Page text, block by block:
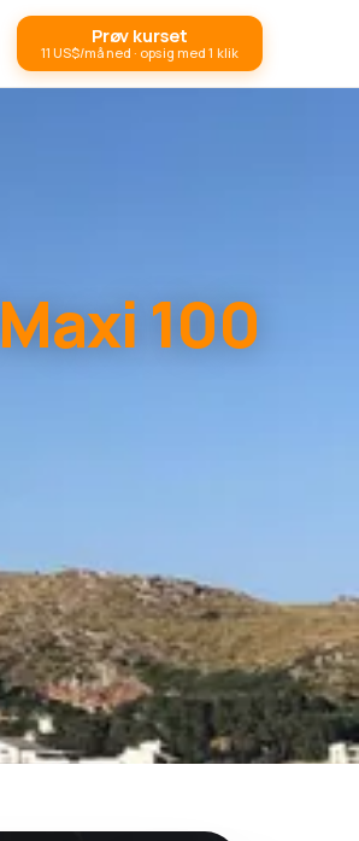
Prøv kurset
11 US$/måned · opsig med 1 klik
Maxi 100